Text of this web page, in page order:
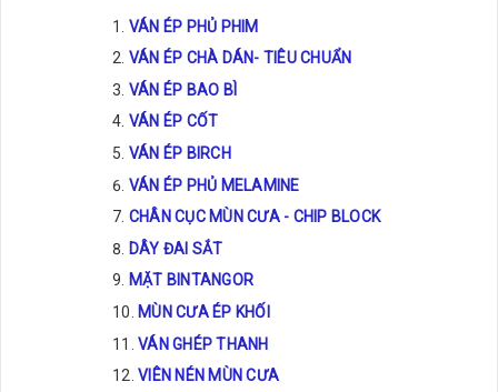
VÁN ÉP PHỦ PHIM
VÁN ÉP CHÀ DÁN- TIÊU CHUẨN
VÁN ÉP BAO BÌ
VÁN ÉP CỐT
VÁN ÉP BIRCH
VÁN ÉP PHỦ MELAMINE
CHÂN CỤC MÙN CƯA - CHIP BLOCK
DÂY ĐAI SẮT
MẶT BINTANGOR
MÙN CƯA ÉP KHỐI
VÁN GHÉP THANH
VIÊN NÉN MÙN CƯA